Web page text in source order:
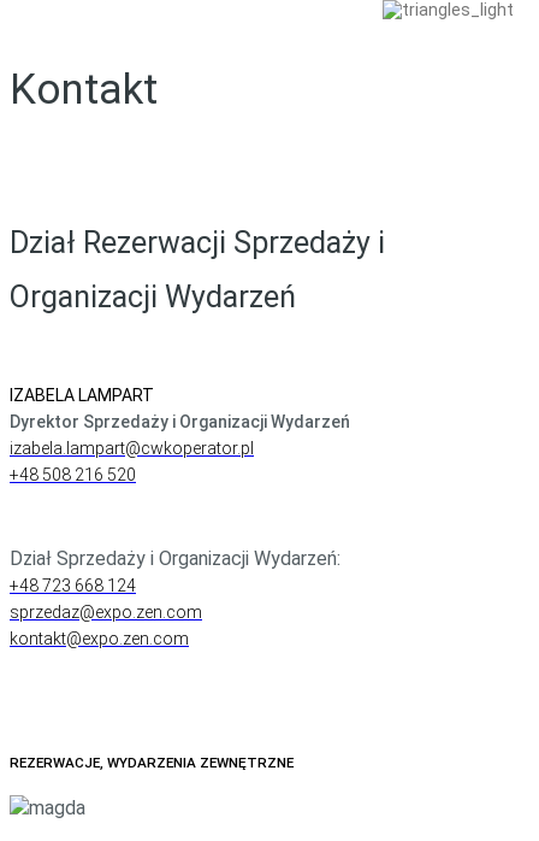
Kontakt
Dział Rezerwacji Sprzedaży i
Organizacji Wydarzeń
IZABELA LAMPART
Dyrektor Sprzedaży i Organizacji Wydarzeń
izabela.lampart@cwkoperator.pl
+48 508 216 520
Dział Sprzedaży i Organizacji Wydarzeń:
+48 723 668 124
sprzedaz@expo.zen.com
kontakt@expo.zen.com
REZERWACJE, WYDARZENIA ZEWNĘTRZNE